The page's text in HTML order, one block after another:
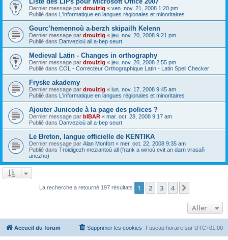
Dernier message par drouizig « ven. nov. 21, 2008 1:20 pm
Publié dans L'informatique en langues régionales et minoritaires
Gourc’hemennoù a-berzh skipailh Kelenn
Dernier message par drouizig « jeu. nov. 20, 2008 9:21 pm
Publié dans Danvezioù all a-bep seurt
Medieval Latin - Changes in orthography
Dernier message par drouizig « jeu. nov. 20, 2008 2:55 pm
Publié dans COL - Correcteur Orthographique Latin - Latin Spell Checker
Fryske akademy
Dernier message par drouizig « lun. nov. 17, 2008 9:45 am
Publié dans L'informatique en langues régionales et minoritaires
Ajouter Junicode à la page des polices ?
Dernier message par bIBAR « mar. oct. 28, 2008 9:17 am
Publié dans Danvezioù all a-bep seurt
Le Breton, langue officielle de KENTIKA
Dernier message par Alan Monfort « mer. oct. 22, 2008 9:35 am
Publié dans Troidigezh meziantoù all (frank a wirioù evit an darn vrasañ
anezho)
La recherche a retourné 197 résultats 1 2 3 4
Aller
Accueil du forum Fuseau horaire sur UTC+01:00
Supprimer les cookies